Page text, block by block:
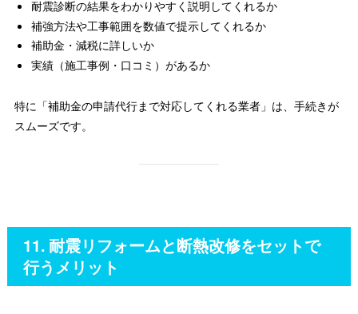
耐震診断の結果をわかりやすく説明してくれるか
補強方法や工事範囲を数値で提示してくれるか
補助金・減税に詳しいか
実績（施工事例・口コミ）があるか
特に「補助金の申請代行まで対応してくれる業者」は、手続きが
スムーズです。
11. 耐震リフォームと断熱改修をセットで
行うメリット